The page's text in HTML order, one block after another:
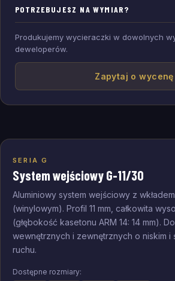
POTRZEBUJESZ NA WYMIAR?
Produkujemy wycieraczki w dowolnych
deweloperów.
Zapytaj o wycenę
SERIA G
System wejściowy G-11/30
Aluminiowy system wejściowy z
(winylowym). Profil 11 mm, całkowita
(głębokość kasetonu ARM 14: 14 mm).
wewnętrznych i zewnętrznych o niskim i
ruchu.
Dostępne rozmiary: